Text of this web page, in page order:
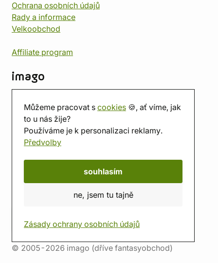
Můžeme pracovat s cookies 🍪, ať víme, jak
to u nás žije?
Používáme je k personalizaci reklamy.
Předvolby
souhlasím
ne, jsem tu tajně
Zásady ochrany osobních údajů
Ochrana osobních údajů
Rady a informace
Velkoobchod
Affiliate program
imago
Prodejna
Herna
O nás
Hodnocení obchodu
© 2005-2026 imago (dříve fantasyobchod)